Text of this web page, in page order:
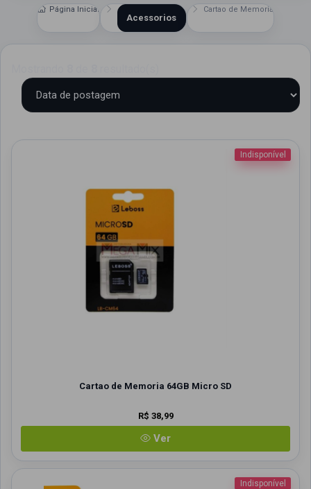
Página Inicial
Acessorios
Cartao de Memoria
Indisponível
Cartao de Memoria 64GB Micro SD
R$ 38,99
Ver
Indisponível